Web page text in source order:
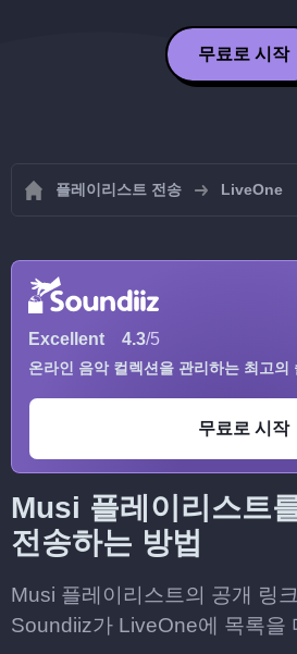
무료로 시작
플레이리스트 전송 LiveOne
Excellent 4.3/5
온라인 음악 컬렉션을 관리하는 최고의
무료로 시작
Musi 플레이리스트
전송하는 방법
Musi 플레이리스트의 공개 링
Soundiiz가 LiveOne에 목록을